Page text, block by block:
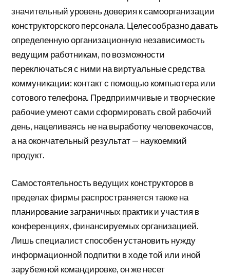
значительный уровень доверия к самоорганизации
конструкторского персонала. Целесообразно давать
определенную организационную независимость
ведущим работникам, по возможности
переключаться с ними на виртуальные средства
коммуникации: контакт с помощью компьютера или
сотового телефона. Предприимчивые и творческие
рабочие умеют сами сформировать свой рабочий
день, нацеливаясь не на выработку человекочасов,
а на окончательный результат — наукоемкий
продукт.
Самостоятельность ведущих конструкторов в
пределах фирмы распространяется также на
планирование заграничных практик и участия в
конференциях, финансируемых организацией.
Лишь специалист способен установить нужду
информационной подпитки в ходе той или иной
зарубежной командировке, он же несет